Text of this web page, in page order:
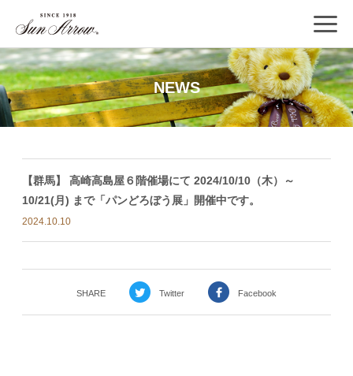
NEWS
【群馬】 高崎高島屋６階催場にて 2024/10/10（木）～
10/21(月) まで「パンどろぼう展」開催中です。
2024.10.10
SHARE Twitter Facebook